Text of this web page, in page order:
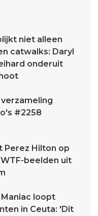
niet alleen
catwalks: Daryl
onderuit
#2258
Perez Hilton op
beelden uit
loopt
in Ceuta: 'Dit